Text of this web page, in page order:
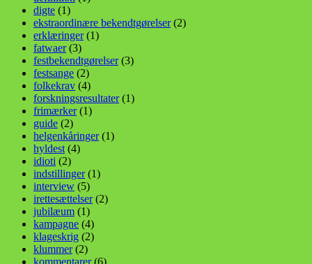
digte (1)
ekstraordinære bekendtgørelser(2)
erklæringer(1)
fatwaer(3)
festbekendtgørelser(3)
festsange (2)
folkekrav (4)
forskningsresultater(1)
frimærker(1)
guide (2)
helgenkåringer(1)
hyldest (4)
idioti (2)
indstillinger(1)
interview (5)
irettesættelser(2)
jubilæum (1)
kampagne (4)
klageskrig (2)
klummer(2)